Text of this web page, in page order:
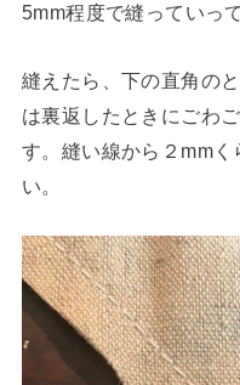
5mm程度で縫っていっ
縫えたら、下の直角の
は裏返したときにごわ
す。縫い線から２mmく
い。